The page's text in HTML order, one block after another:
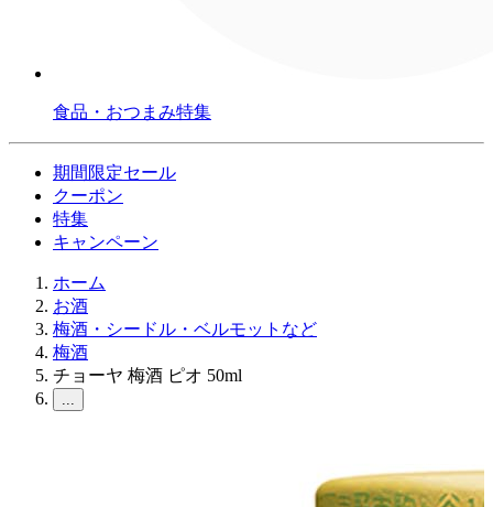
食品・おつまみ特集
期間限定セール
クーポン
特集
キャンペーン
ホーム
お酒
梅酒・シードル・ベルモットなど
梅酒
チョーヤ 梅酒 ピオ 50ml
...